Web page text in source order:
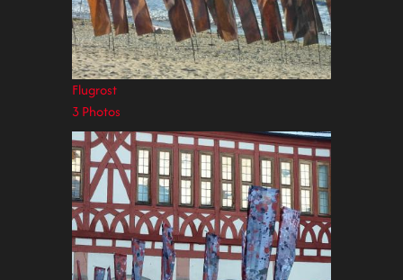
Flugrost
3 Photos